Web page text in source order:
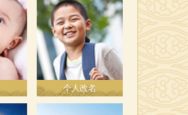
个人改名